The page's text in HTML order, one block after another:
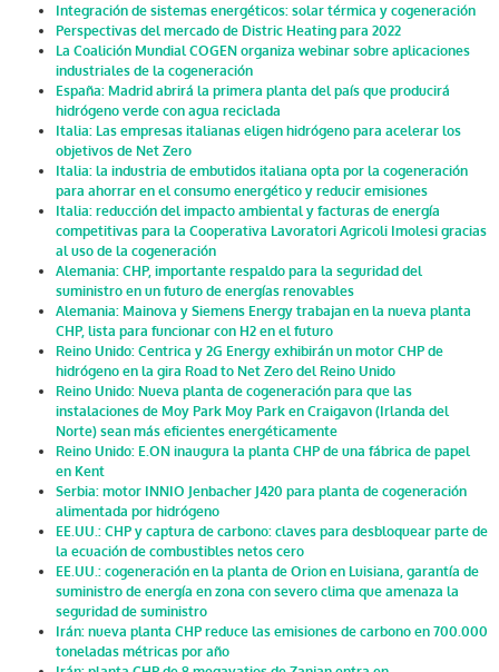
Integración de sistemas energéticos: solar térmica y cogeneración
Perspectivas del mercado de Distric Heating para 2022
La Coalición Mundial COGEN organiza webinar sobre aplicaciones
industriales de la cogeneración
España: Madrid abrirá la primera planta del país que producirá
hidrógeno verde con agua reciclada
Italia: Las empresas italianas eligen hidrógeno para acelerar los
objetivos de Net Zero
Italia: la industria de embutidos italiana opta por la cogeneración
para ahorrar en el consumo energético y reducir emisiones
Italia: reducción del impacto ambiental y facturas de energía
competitivas para la Cooperativa Lavoratori Agricoli Imolesi gracias
al uso de la cogeneración
Alemania: CHP, importante respaldo para la seguridad del
suministro en un futuro de energías renovables
Alemania: Mainova y Siemens Energy trabajan en la nueva planta
CHP, lista para funcionar con H2 en el futuro
Reino Unido: Centrica y 2G Energy exhibirán un motor CHP de
hidrógeno en la gira Road to Net Zero del Reino Unido
Reino Unido: Nueva planta de cogeneración para que las
instalaciones de Moy Park Moy Park en Craigavon (Irlanda del
Norte) sean más eficientes energéticamente
Reino Unido: E.ON inaugura la planta CHP de una fábrica de papel
en Kent
Serbia: motor INNIO Jenbacher J420 para planta de cogeneración
alimentada por hidrógeno
EE.UU.: CHP y captura de carbono: claves para desbloquear parte de
la ecuación de combustibles netos cero
EE.UU.: cogeneración en la planta de Orion en Luisiana, garantía de
suministro de energía en zona con severo clima que amenaza la
seguridad de suministro
Irán: nueva planta CHP reduce las emisiones de carbono en 700.000
toneladas métricas por año